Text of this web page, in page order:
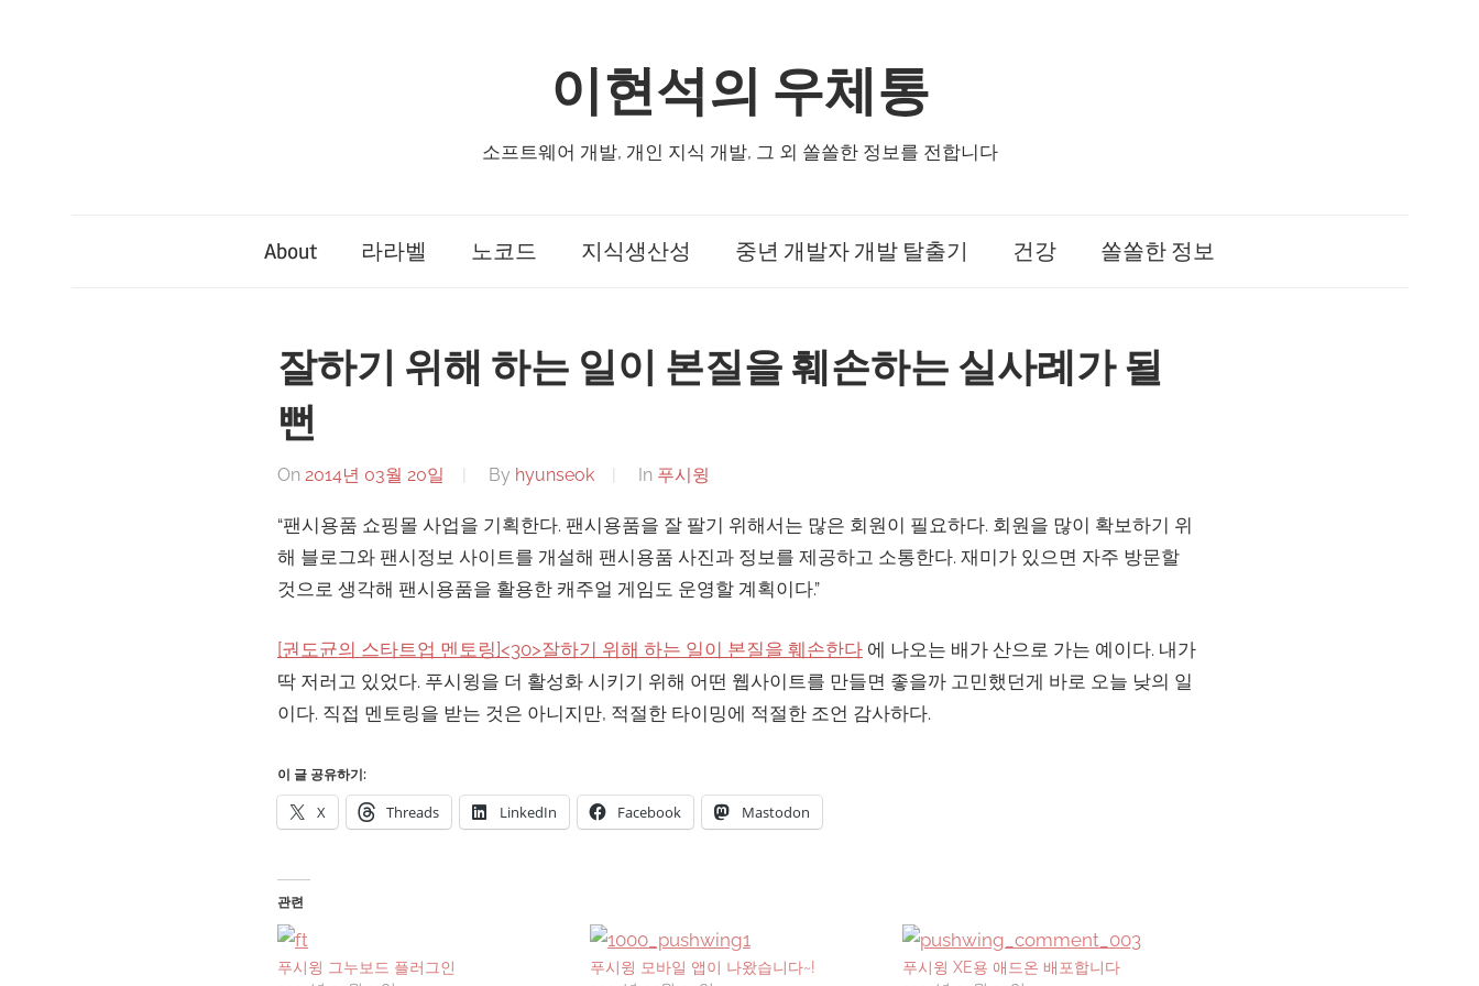
이현석의 우체통
소프트웨어 개발, 개인 지식 개발, 그 외 쏠쏠한 정보를 전합니다
About 라라벨 노코드 지식생산성 중년 개발자 개발 탈출기 건강 쏠쏠한 정보
잘하기 위해 하는 일이 본질을 훼손하는 실사례가 될
뻔
On 2014년 03월 20일 By hyunseok In 푸시윙
“팬시용품 쇼핑몰 사업을 기획한다. 팬시용품을 잘 팔기 위해서는 많은 회원이 필요하다. 회원을 많이 확보하기 위
해 블로그와 팬시정보 사이트를 개설해 팬시용품 사진과 정보를 제공하고 소통한다. 재미가 있으면 자주 방문할
것으로 생각해 팬시용품을 활용한 캐주얼 게임도 운영할 계획이다.”
[권도균의 스타트업 멘토링]<30>잘하기 위해 하는 일이 본질을 훼손한다 에 나오는 배가 산으로 가는 예이다. 내가
딱 저러고 있었다. 푸시윙을 더 활성화 시키기 위해 어떤 웹사이트를 만들면 좋을까 고민했던게 바로 오늘 낮의 일
이다. 직접 멘토링을 받는 것은 아니지만, 적절한 타이밍에 적절한 조언 감사하다.
이 글 공유하기:
X Threads LinkedIn Facebook Mastodon
관련
푸시윙 그누보드 플러그인
푸시윙 모바일 앱이 나왔습니다~!
푸시윙 XE용 애드온 배포합니다